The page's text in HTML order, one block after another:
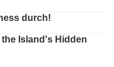
durch!
Island's Hidden